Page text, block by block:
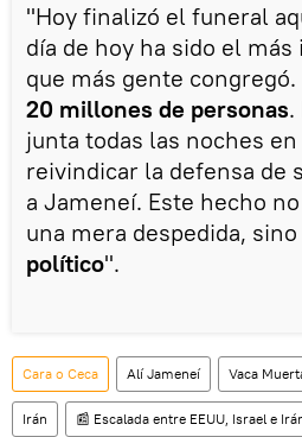
"Hoy finalizó el funeral
día de hoy ha sido el
que más gente
20 millones de personas.
junta todas las noches en
reivindicar la defensa de
a Jameneí. Este hecho
una mera despedida,
político".
Cara o Ceca Alí Jameneí Vaca
Irán 📰 Escalada entre EEUU, Israel e